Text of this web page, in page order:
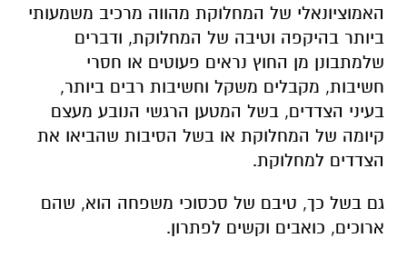
האמוציונאלי של המחלוקת מהווה מרכיב משמעותי
ביותר בהיקפה וטיבה של המחלוקת, ודברים
שלמתבונן מן החוץ נראים פעוטים או חסרי
חשיבות, מקבלים משקל וחשיבות רבים ביותר,
בעיני הצדדים, בשל המטען הרגשי הנובע מעצם
קיומה של המחלוקת או בשל הסיבות שהביאו את
הצדדים למחלוקת.
גם בשל כך, טיבם של סכסוכי משפחה הוא, שהם
ארוכים, כואבים וקשים לפתרון.